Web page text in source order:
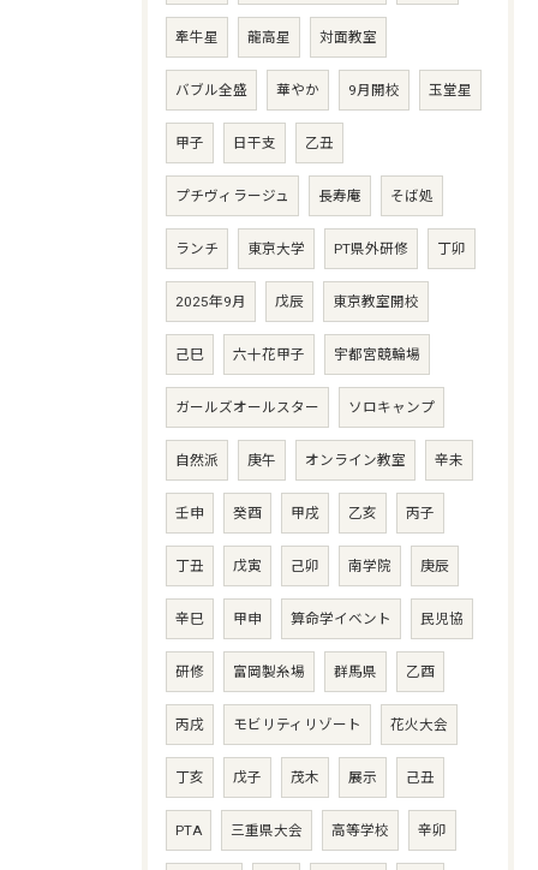
牽牛星 龍高星 対面教室
バブル全盛 華やか 9月開校 玉堂星
甲子 日干支 乙丑
プチヴィラージュ 長寿庵 そば処
ランチ 東京大学 PT県外研修 丁卯
2025年9月 戊辰 東京教室開校
己巳 六十花甲子 宇都宮競輪場
ガールズオールスター ソロキャンプ
自然派 庚午 オンライン教室 辛未
壬申 癸酉 甲戌 乙亥 丙子
丁丑 戊寅 己卯 南学院 庚辰
辛巳 甲申 算命学イベント 民児協
研修 富岡製糸場 群馬県 乙酉
丙戌 モビリティリゾート 花火大会
丁亥 戊子 茂木 展示 己丑
PTA 三重県大会 高等学校 辛卯